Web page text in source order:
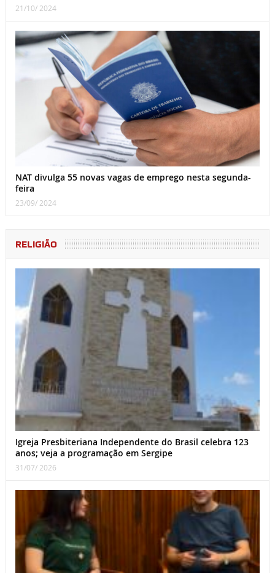
21/10/ 2024
NAT divulga 55 novas vagas de emprego nesta segunda-
feira
23/09/ 2024
RELIGIÃO
Igreja Presbiteriana Independente do Brasil celebra 123
anos; veja a programação em Sergipe
31/07/ 2026